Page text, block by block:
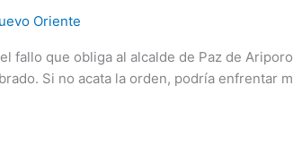
Oriente
fallo que obliga al alcalde de Paz de
Si no acata la orden, podría